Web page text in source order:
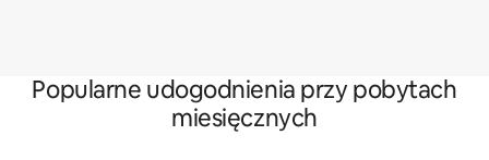
Popularne udogodnienia przy pobytach
miesięcznych